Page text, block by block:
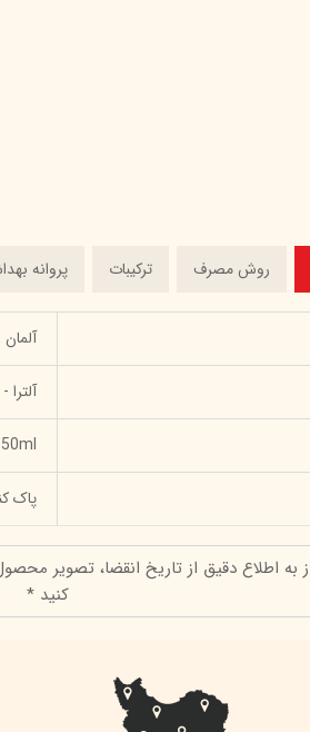
روش مصرف ترکیبات پروانه
آلمان
آلترا - Alterra
پاک
به اطلاع دقیق از تاریخ انقضا، تصویر
کنید *